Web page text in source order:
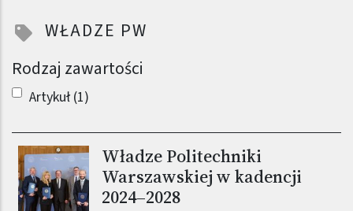
WŁADZE PW
Rodzaj zawartości
Artykuł (1)
Władze Politechniki
Warszawskiej w kadencji
2024–2028